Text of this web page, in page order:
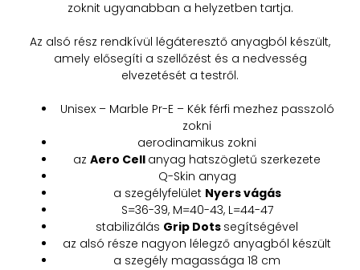
zoknit ugyanabban a helyzetben tartja.
Az alsó rész rendkívül légáteresztő anyagból készült,
amely elősegíti a szellőzést és a nedvesség
elvezetését a testről.
Unisex – Marble Pr-E – Kék férfi mezhez passzoló
zokni
aerodinamikus zokni
az Aero Cell anyag hatszögletű szerkezete
Q-Skin anyag
a szegélyfelület Nyers vágás
S=36-39, M=40-43, L=44-47
stabilizálás Grip Dots segítségével
az alsó része nagyon lélegző anyagból készült
a szegély magassága 18 cm